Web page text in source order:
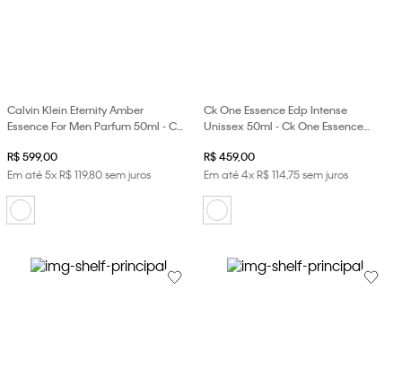
Calvin Klein Eternity Amber
Essence For Men Parfum 50ml - Ck
R$599,00
Em até5xR$119,80sem juros
Ck One Essence Edp Intense
Unissex 50ml - Ck One Essence
R$459,00
Em até4xR$11475sem juros